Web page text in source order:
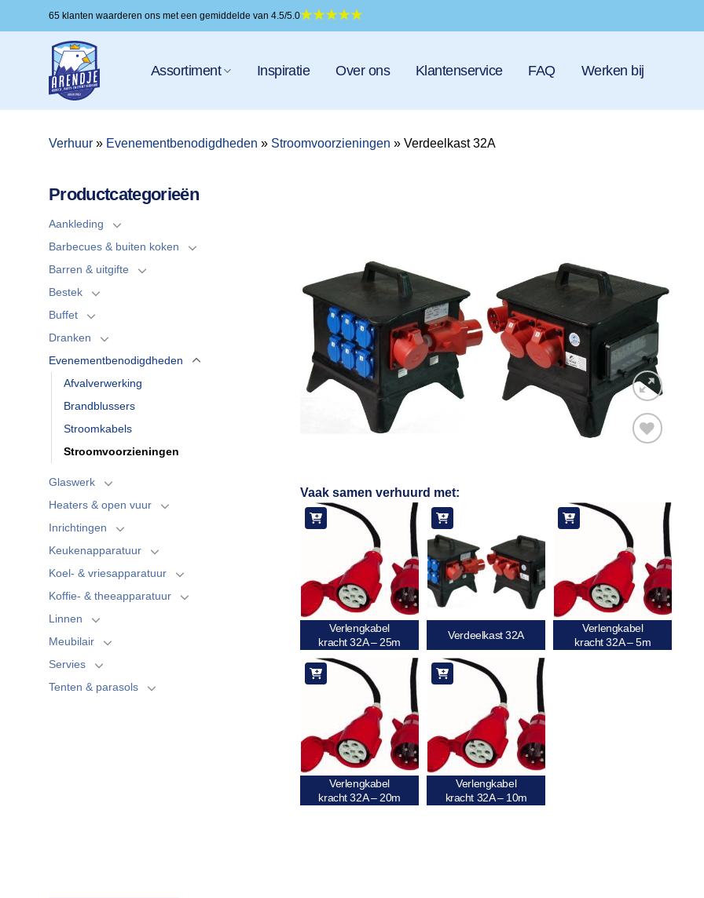
naar
65 klanten waarderen ons met een gemiddelde van 4.5/5.0
Assortiment Inspiratie Over ons Klantenservice FAQ Werken bij
Verhuur » Evenementbenodigdheden » Stroomvoorzieningen » Verdeelkast 32A
Productcategorieën
Aankleding
Barbecues & buiten koken
Barren & uitgifte
Bestek
Buffet
Dranken
Evenementbenodigdheden
Afvalverwerking
Brandblussers
Stroomkabels
Stroomvoorzieningen
Glaswerk
Heaters & open vuur
Inrichtingen
Keukenapparatuur
Koel- & vriesapparatuur
Koffie- & theeapparatuur
Linnen
Meubilair
Servies
Tenten & parasols
verlanglijst
Vaak samen verhuurd met:
Verlengkabel
kracht 32A – 25m
Verdeelkast 32A
Verlengkabel
kracht 32A – 5m
Verlengkabel
kracht 32A – 20m
Verlengkabel
kracht 32A – 10m